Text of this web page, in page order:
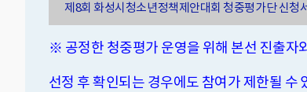
제8회 화성시청소년정책제안대회 청중평가단 신청
※ 공정한 청중평가 운영을 위해 본선 진출자
선정 후 확인되는 경우에도 참여가 제한될 수